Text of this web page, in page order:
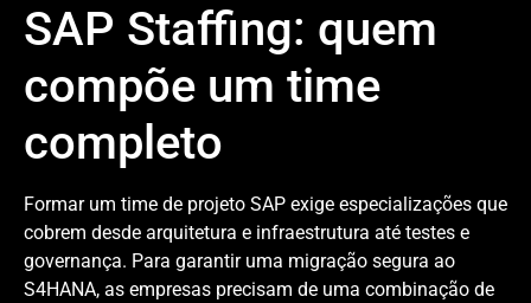
SAP Staffing: quem
compõe um time
completo
Formar um time de projeto SAP exige especializações que
cobrem desde arquitetura e infraestrutura até testes e
governança. Para garantir uma migração segura ao
S4HANA, as empresas precisam de uma combinação de